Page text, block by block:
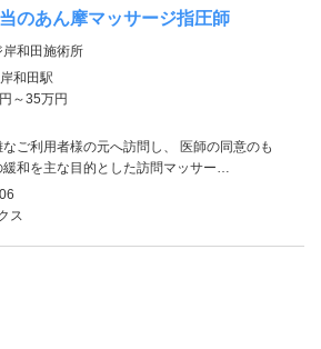
のあん摩マッサージ指圧師
和田施術所
和田駅
～35万円
なご利用者様の元へ訪問し、 医師の同意のも
和を主な目的とした訪問マッサー…
ス